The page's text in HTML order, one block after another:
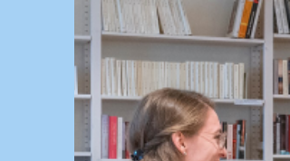
Springe
zum
Inhalt